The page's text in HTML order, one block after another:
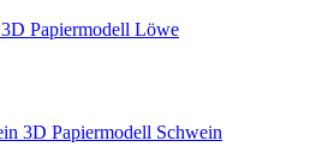
3D Papiermodell Löwe
3D Papiermodell Schwein